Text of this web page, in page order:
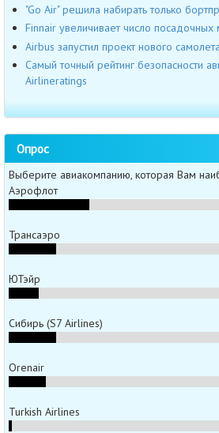
"Go Air" решила набирать только
Finnair увеличивает число посадочных
Airbus запустил проект нового
Самый точный рейтинг безопасности
Airlineratings
Опрос
Выберите авиакомпанию, которая Вам
Аэрофлот
Трансаэро
ЮТэйр
Сибирь (S7 Airlines)
Orenair
Turkish Airlines